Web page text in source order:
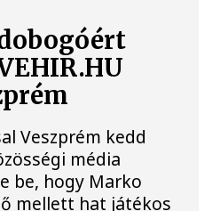
Veszprém kedd
média
be, hogy Marko
mellett hat játékos